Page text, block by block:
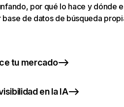
por qué lo hace y dónde
de datos de búsqueda
tu mercado
en la IA